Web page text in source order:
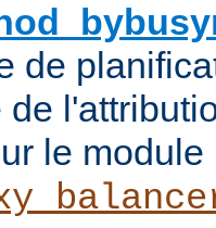
de
de
le module